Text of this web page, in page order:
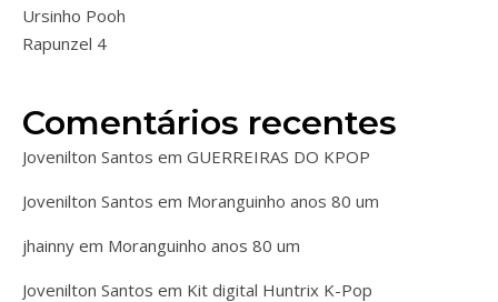
Ursinho Pooh
Rapunzel 4
Comentários recentes
Jovenilton Santos em GUERREIRAS DO KPOP
Jovenilton Santos em Moranguinho anos 80 um
jhainny em Moranguinho anos 80 um
Jovenilton Santos em Kit digital Huntrix K-Pop